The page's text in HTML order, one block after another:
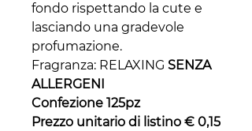
fondo rispettando la cute e
lasciando una gradevole
profumazione.
Fragranza: RELAXING SENZA
ALLERGENI
Confezione 125pz
Prezzo unitario di listino € 0,15